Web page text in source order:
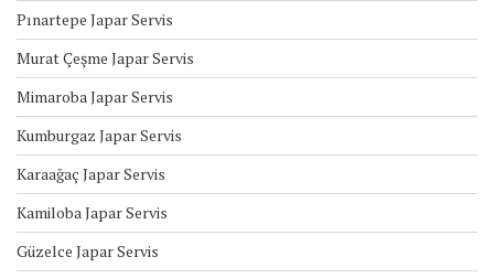
Pınartepe Japar Servis
Murat Çeşme Japar Servis
Mimaroba Japar Servis
Kumburgaz Japar Servis
Karaağaç Japar Servis
Kamiloba Japar Servis
Güzelce Japar Servis